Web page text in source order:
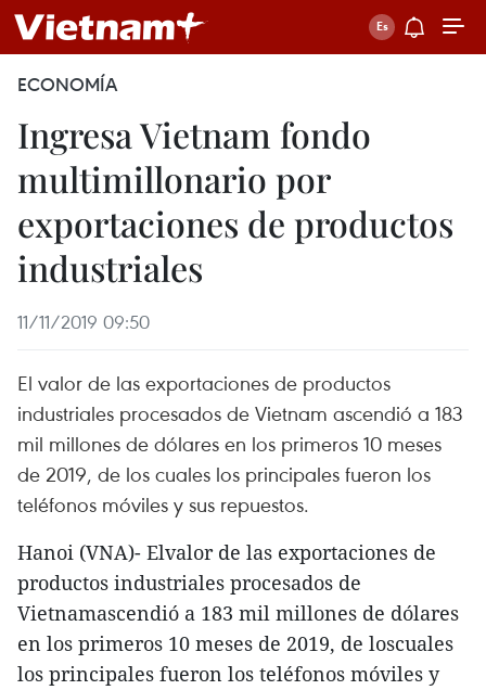
ECONOMÍA
Ingresa Vietnam fondo
multimillonario por
exportaciones de productos
industriales
11/11/2019 09:50
El valor de las exportaciones de productos
industriales procesados de Vietnam ascendió a 183
mil millones de dólares en los primeros 10 meses
de 2019, de los cuales los principales fueron los
teléfonos móviles y sus repuestos.
Hanoi (VNA)- Elvalor de las exportaciones de
productos industriales procesados de
Vietnamascendió a 183 mil millones de dólares
en los primeros 10 meses de 2019, de loscuales
los principales fueron los teléfonos móviles y